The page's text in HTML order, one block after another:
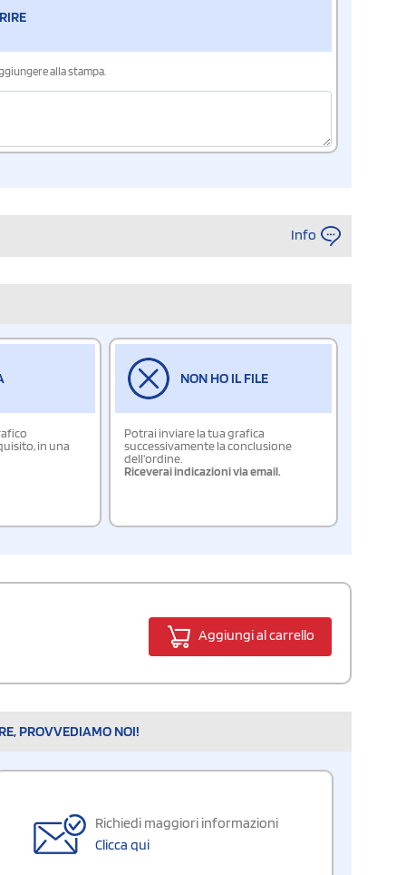
alla stampa.
Info
in una
NON HO IL FILE
Potrai inviare la tua grafica
successivamente la conclusione
dell'ordine.
Riceverai indicazioni via email.
Aggiungi al carrello
PROVVEDIAMO NOI!
Richiedi maggiori informazioni
Clicca qui